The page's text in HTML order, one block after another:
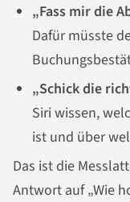
„Fass mir die
Dafür müsste
„Schick die
Siri wissen,
ist und über
Das ist die
Antwort auf „Wie